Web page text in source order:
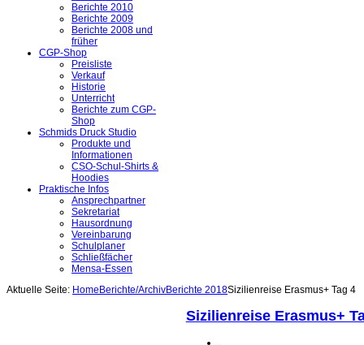
Berichte 2010
Berichte 2009
Berichte 2008 und
früher
CGP-Shop
Preisliste
Verkauf
Historie
Unterricht
Berichte zum CGP-
Shop
Schmids Druck Studio
Produkte und
Informationen
CSO-Schul-Shirts &
Hoodies
Praktische Infos
Ansprechpartner
Sekretariat
Hausordnung
Vereinbarung
Schulplaner
Schließfächer
Mensa-Essen
Aktuelle Seite: Home Berichte/ArchivBerichte 2018Sizilienreise Erasmus+ Tag 4
Sizilienreise Erasmus+